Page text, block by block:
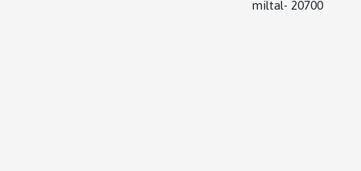
miltal- 20700